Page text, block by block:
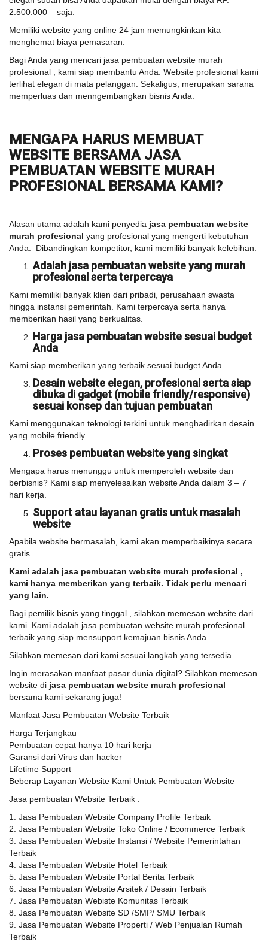
2.500.000 – saja.
Memiliki website yang online 24 jam memungkinkan kita
menghemat biaya pemasaran.
Bagi Anda yang mencari jasa pembuatan website murah
profesional , kami siap membantu Anda. Website profesional kami
terlihat elegan di mata pelanggan. Sekaligus, merupakan sarana
memperluas dan menngembangkan bisnis Anda.
MENGAPA HARUS MEMBUAT
WEBSITE BERSAMA JASA
PEMBUATAN WEBSITE MURAH
PROFESIONAL BERSAMA KAMI?
Alasan utama adalah kami penyedia jasa pembuatan website
murah profesional yang profesional yang mengerti kebutuhan
Anda. Dibandingkan kompetitor, kami memiliki banyak kelebihan:
Adalah jasa pembuatan website yang murah
profesional serta terpercaya
Kami memiliki banyak klien dari pribadi, perusahaan swasta
hingga instansi pemerintah. Kami terpercaya serta hanya
memberikan hasil yang berkualitas.
Harga jasa pembuatan website sesuai budget
Anda
Kami siap memberikan yang terbaik sesuai budget Anda.
Desain website elegan, profesional serta siap
dibuka di gadget (mobile friendly/responsive)
sesuai konsep dan tujuan pembuatan
Kami menggunakan teknologi terkini untuk menghadirkan desain
yang mobile friendly.
Proses pembuatan website yang singkat
Mengapa harus menunggu untuk memperoleh website dan
berbisnis? Kami siap menyelesaikan website Anda dalam 3 – 7
hari kerja.
Support atau layanan gratis untuk masalah
website
Apabila website bermasalah, kami akan memperbaikinya secara
gratis.
Kami adalah jasa pembuatan website murah profesional ,
kami hanya memberikan yang terbaik. Tidak perlu mencari
yang lain.
Bagi pemilik bisnis yang tinggal , silahkan memesan website dari
kami. Kami adalah jasa pembuatan website murah profesional
terbaik yang siap mensupport kemajuan bisnis Anda.
Silahkan memesan dari kami sesuai langkah yang tersedia.
Ingin merasakan manfaat pasar dunia digital? Silahkan memesan
website di jasa pembuatan website murah profesional
bersama kami sekarang juga!
Manfaat Jasa Pembuatan Website Terbaik
Harga Terjangkau
Pembuatan cepat hanya 10 hari kerja
Garansi dari Virus dan hacker
Lifetime Support
Beberap Layanan Website Kami Untuk Pembuatan Website
Jasa pembuatan Website Terbaik :
1. Jasa Pembuatan Website Company Profile Terbaik
2. Jasa Pembuatan Website Toko Online / Ecommerce Terbaik
3. Jasa Pembuatan Website Instansi / Website Pemerintahan
Terbaik
4. Jasa Pembuatan Website Hotel Terbaik
5. Jasa Pembuatan Website Portal Berita Terbaik
6. Jasa Pembuatan Website Arsitek / Desain Terbaik
7. Jasa Pembuatan Webiste Komunitas Terbaik
8. Jasa Pembuatan Website SD /SMP/ SMU Terbaik
9. Jasa Pembuatan Website Properti / Web Penjualan Rumah
Terbaik